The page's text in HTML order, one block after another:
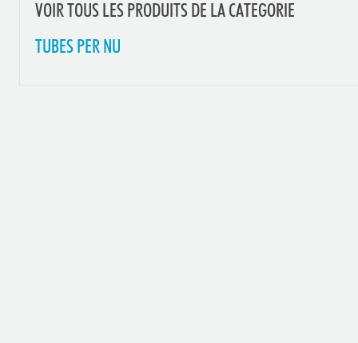
VOIR TOUS LES PRODUITS DE LA CATEGORIE
TUBES PER NU